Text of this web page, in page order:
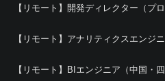
【リモート】開発ディレクター（プ
【リモート】アナリティクスエンジ
【リモート】BIエンジニア（中国・